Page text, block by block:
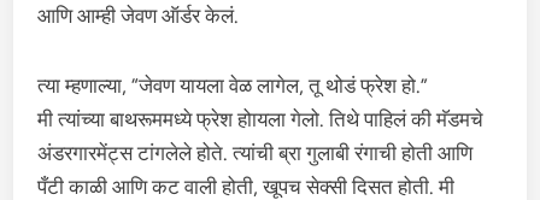
आणि आम्ही जेवण ऑर्डर केलं.
त्या म्हणाल्या, “जेवण यायला वेळ लागेल, तू थोडं फ्रेश हो.”
मी त्यांच्या बाथरूममध्ये फ्रेश होायला गेलो. तिथे पाहिलं की मॅडमचे
अंडरगारमेंट्स टांगलेले होते. त्यांची ब्रा गुलाबी रंगाची होती आणि
पँटी काळी आणि कट वाली होती, खूपच सेक्सी दिसत होती. मी